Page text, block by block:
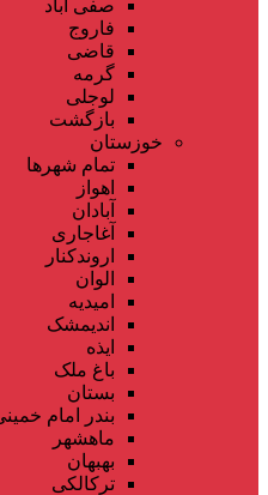
صفی آباد
فاروج
قاضی
گرمه
لوجلی
بازگشت
خوزستان
تمام شهر‌ها
اهواز
آبادان
آغاجاری
اروندکنار
الوان
امیدیه
اندیمشک
ایذه
باغ ملک
بستان
بندر امام خمینی
ماهشهر
بهبهان
ترکالکی